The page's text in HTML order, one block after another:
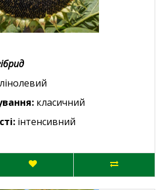
лінолевий
класичний
інтенсивний